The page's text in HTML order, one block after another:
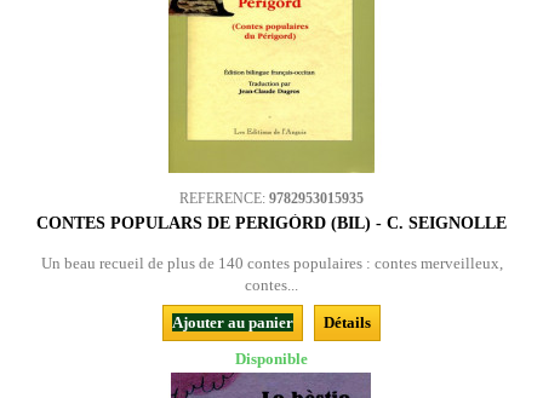
REFERENCE: 9782953015935
CONTES POPULARS DE PERIGÒRD (BIL) - C. SEIGNOLLE
Un beau recueil de plus de 140 contes populaires : contes merveilleux,
contes...
Ajouter au panier
Détails
Disponible